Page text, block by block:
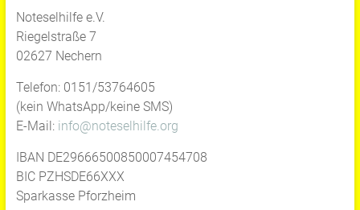
Noteselhilfe e.V.
Riegelstraße 7
02627 Nechern
Telefon: 0151/53764605
(kein WhatsApp/keine SMS)
E-Mail: info@noteselhilfe.org
IBAN DE29666500850007454708
BIC PZHSDE66XXX
Sparkasse Pforzheim